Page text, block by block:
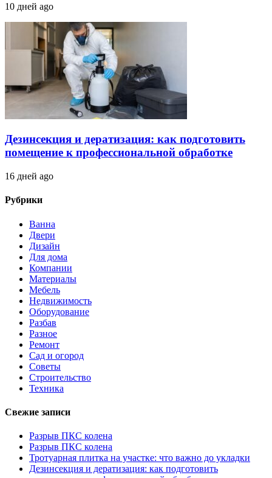
10 дней ago
Дезинсекция и дератизация: как подготовить
помещение к профессиональной обработке
16 дней ago
Рубрики
Ванна
Двери
Дизайн
Для дома
Компании
Материалы
Мебель
Недвижимость
Оборудование
Разбав
Разное
Ремонт
Сад и огород
Советы
Строительство
Техника
Свежие записи
Разрыв ПКС колена
Разрыв ПКС колена
Тротуарная плитка на участке: что важно до укладки
Дезинсекция и дератизация: как подготовить